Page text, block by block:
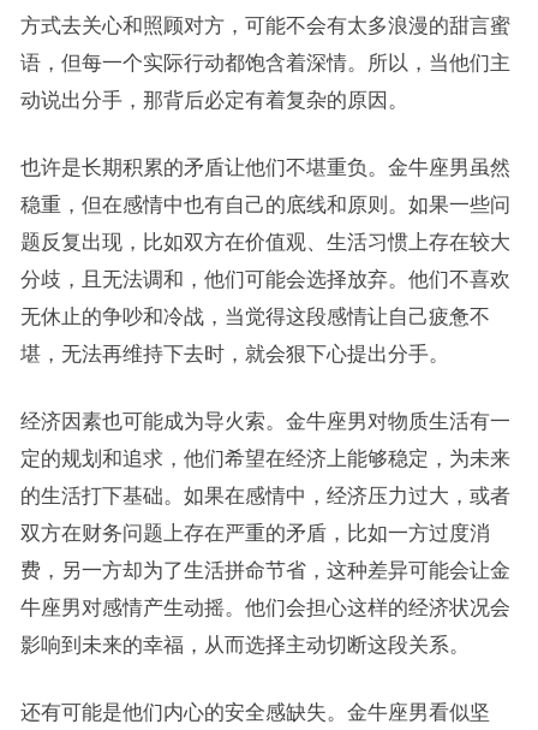
方式去关心和照顾对方，可能不会有太多浪漫的甜言蜜
语，但每一个实际行动都饱含着深情。所以，当他们主
动说出分手，那背后必定有着复杂的原因。
也许是长期积累的矛盾让他们不堪重负。金牛座男虽然
稳重，但在感情中也有自己的底线和原则。如果一些问
题反复出现，比如双方在价值观、生活习惯上存在较大
分歧，且无法调和，他们可能会选择放弃。他们不喜欢
无休止的争吵和冷战，当觉得这段感情让自己疲惫不
堪，无法再维持下去时，就会狠下心提出分手。
经济因素也可能成为导火索。金牛座男对物质生活有一
定的规划和追求，他们希望在经济上能够稳定，为未来
的生活打下基础。如果在感情中，经济压力过大，或者
双方在财务问题上存在严重的矛盾，比如一方过度消
费，另一方却为了生活拼命节省，这种差异可能会让金
牛座男对感情产生动摇。他们会担心这样的经济状况会
影响到未来的幸福，从而选择主动切断这段关系。
还有可能是他们内心的安全感缺失。金牛座男看似坚